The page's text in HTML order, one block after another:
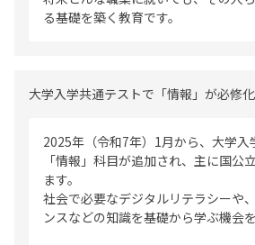
る基礎を築く教育です。
大学入学共通テストで「情報」が必修
2025年（令和7年）1月から、大学入
「情報」科目が追加され、主に国公
ます。
社会で必要なデジタルリテラシーや
ンスなどの知識を基礎から学ぶ機会